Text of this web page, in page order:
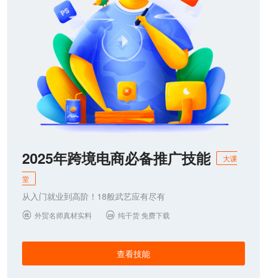
2025年跨境电商必备推广技能
大课
堂
从入门就业到高阶！18般武艺应有尽有
 外贸名师真材实料  纯干货 免费下载
查看技能